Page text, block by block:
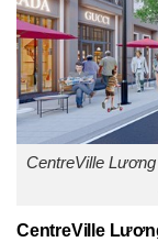
CentreVille
CentreVille